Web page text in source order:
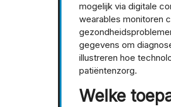
mogelijk via digitale
wearables monitoren
gegevens om
illustreren hoe
patiëntenzorg.
Welke